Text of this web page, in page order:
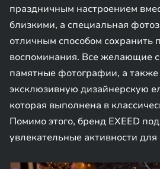
праздничным настроением
близкими, а специальная
отличным способом сохранить
воспоминания. Все желающие
памятные фотографии, а также
эксклюзивную дизайнерскую
которая выполнена в
Помимо этого, бренд EXEED
увлекательные активности